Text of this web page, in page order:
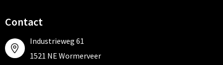
Contact
Industrieweg 61
1521 NE Wormerveer